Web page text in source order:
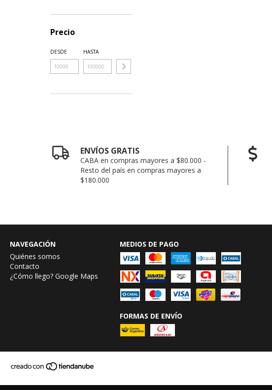
Precio
DESDE HASTA
ENVÍOS GRATIS
CABA en compras mayores a $80.000 -
Resto del país en compras mayores a
$180.000
NAVEGACIÓN
Quiénes somos
Contacto
¿Cómo llego? Google Maps
MEDIOS DE PAGO
FORMAS DE ENVÍO